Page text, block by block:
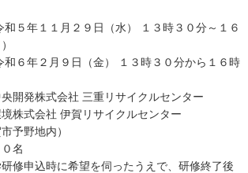
１月２９日（水） １３時３０分～１６
）
月９日（金） １３時３０分から１６時
発株式会社 三重リサイクルセンター
社 伊賀リサイクルセンター
地内）
名
申込時に希望を伺ったうえで、研修終了後